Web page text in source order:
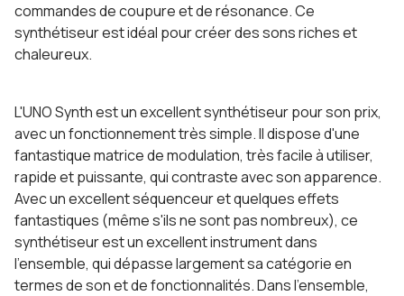
commandes de coupure et de résonance. Ce
synthétiseur est idéal pour créer des sons riches et
chaleureux.
L'UNO Synth est un excellent synthétiseur pour son prix,
avec un fonctionnement très simple. Il dispose d'une
fantastique matrice de modulation, très facile à utiliser,
rapide et puissante, qui contraste avec son apparence.
Avec un excellent séquenceur et quelques effets
fantastiques (même s'ils ne sont pas nombreux), ce
synthétiseur est un excellent instrument dans
l'ensemble, qui dépasse largement sa catégorie en
termes de son et de fonctionnalités. Dans l'ensemble,